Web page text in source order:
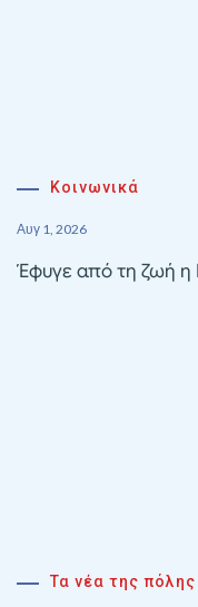
Κοινωνικά
Αυγ 1, 2026
Έφυγε από τη ζωή
Τα νέα της πόλης